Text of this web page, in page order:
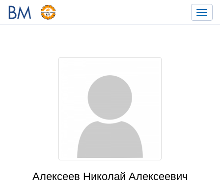
Алексеев Николай Алексеевич